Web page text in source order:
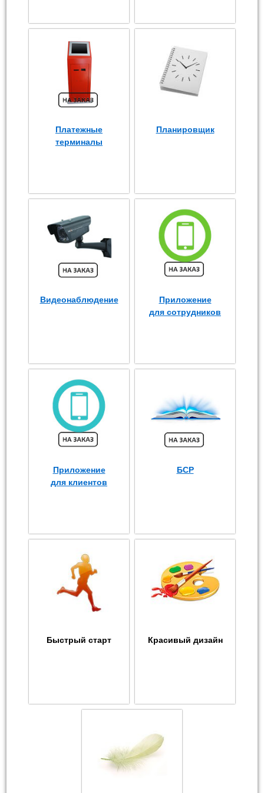
Платежные
терминалы
Планировщик
Видеонаблюдение
Приложение
для сотрудников
Приложение
для клиентов
БСР
Быстрый старт Красивый дизайн